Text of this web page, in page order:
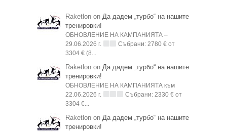
Raketlon on Да дадем „турбо“ на нашите
тренировки!
ОБНОВЛЕНИЕ НА КАМПАНИЯТА –
29.06.2026 г.
Събрани: 2780 € от
3304 € (8...
Raketlon on Да дадем „турбо“ на нашите
тренировки!
ОБНОВЛЕНИЕ НА КАМПАНИЯТА към
22.06.2026 г.
Събрани: 2330 € от
3304 €...
Raketlon on Да дадем „турбо“ на нашите
тренировки!